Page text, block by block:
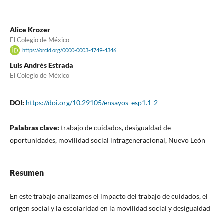
Alice Krozer
El Colegio de México
https://orcid.org/0000-0003-4749-4346
Luis Andrés Estrada
El Colegio de México
DOI: https://doi.org/10.29105/ensayos_esp1.1-2
Palabras clave: trabajo de cuidados, desigualdad de
oportunidades, movilidad social intrageneracional, Nuevo León
Resumen
En este trabajo analizamos el impacto del trabajo de cuidados, el
origen social y la escolaridad en la movilidad social y desigualdad